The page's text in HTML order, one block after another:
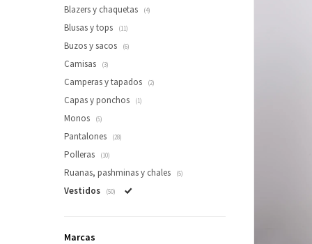
Blazers y chaquetas (4)
Blusas y tops (11)
Buzos y sacos (6)
Camisas (3)
Camperas y tapados (2)
Capas y ponchos (1)
Monos (5)
Pantalones (28)
Polleras (10)
Ruanas, pashminas y chales (5)
Vestidos (50)
Marcas